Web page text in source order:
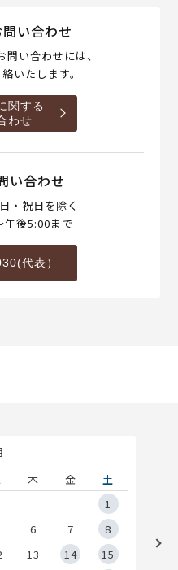
い合わせ
い合わせには、
いたします。
関する
わせ
い合わせ
・祝日を除く
後5:00まで
代表）
木 金
土
1
6 7
8
13 14
15